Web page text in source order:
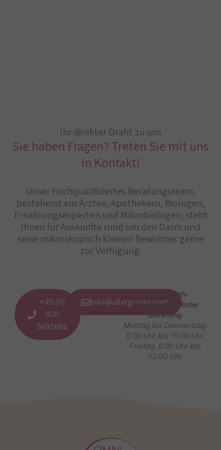
Ihr direkter Draht zu uns
Sie haben Fragen? Treten Sie mit uns
in Kontakt!
Unser hochqualifiziertes Beratungsteam,
bestehend aus Ärzten, Apothekern, Biologen,
Ernährungsexperten und Mikrobiologen, steht
Ihnen für Auskünfte rund um den Darm und
seine mikroskopisch kleinen Bewohner gerne
zur Verfügung.
+49 (0)
800
5035086
info@allergosan.com
Medizinisch-
wissenschaftliche
Beratung
Montag bis Donnerstag:
8:00 Uhr bis 15:00 Uhr
Freitag: 8:00 Uhr bis
13:00 Uhr